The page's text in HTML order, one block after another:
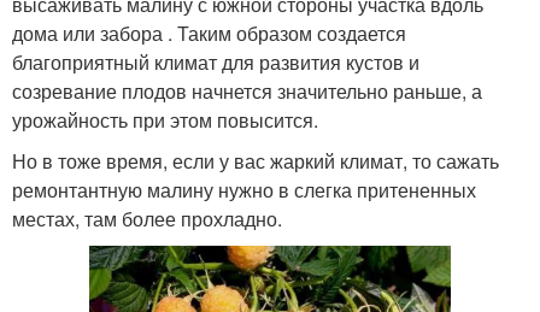
дома или забора . Таким образом создается
благоприятный климат для развития кустов и
созревание плодов начнется значительно раньше, а
урожайность при этом повысится.
Но в тоже время, если у вас жаркий климат, то сажать
ремонтантную малину нужно в слегка притененных
местах, там более прохладно.